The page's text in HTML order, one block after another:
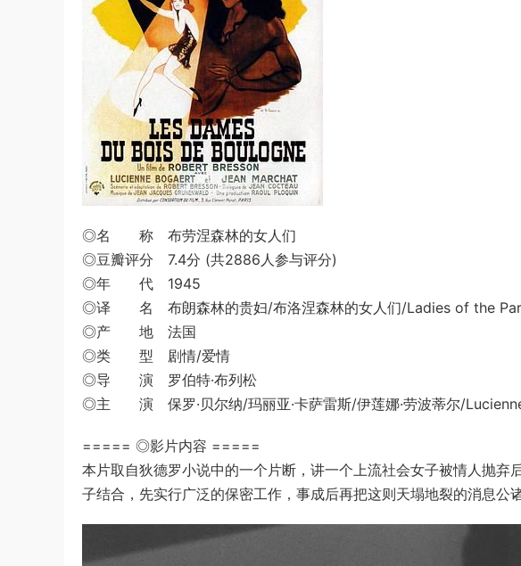
◎名 称 布劳涅森林的女人们
◎豆瓣评分 7.4分 (共2886人参与评分)
◎年 代 1945
◎译 名 布朗森林的贵妇/布洛涅森林的女人们/Ladies of the
◎产 地 法国
◎类 型 剧情/爱情
◎导 演 罗伯特·布列松
◎主 演 保罗·贝尔纳/玛丽亚·卡萨雷斯/伊莲娜·劳波蒂尔/
===== ◎影片内容 =====
本片取自狄德罗小说中的一个片断，讲一个上流社会女子被情人抛弃
子结合，先实行广泛的保密工作，事成后再把这则天塌地裂的消息公诸